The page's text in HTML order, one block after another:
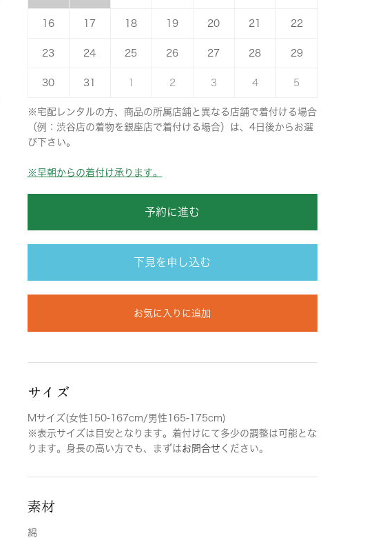
16 17 18 19 20 21 22
23 24 25 26 27 28 29
30 31 2 3 4 5
※宅配レンタルの方、商品の所属店舗と異なる店舗で着付ける場合
（例：渋谷店の着物を銀座店で着付ける場合）は、4日後からお選
び下さい。
※早朝からの着付け承ります。
予約に進む
下見を申し込む
お気に入りに追加
サイズ
Mサイズ(女性150-167cm/男性165-175cm)
※表示サイズは目安となります。着付けにて多少の調整は可能とな
ります。身長の高い方でも、まずはお問合せ ください。
素材
綿